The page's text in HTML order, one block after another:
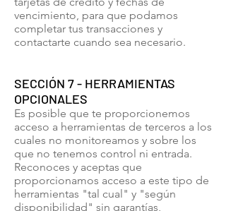
vencimiento, para que podamos
completar tus transacciones y
contactarte cuando sea necesario.
SECCIÓN 7 - HERRAMIENTAS
OPCIONALES
Es posible que te proporcionemos
acceso a herramientas de terceros a los
cuales no monitoreamos y sobre los
que no tenemos control ni entrada.
Reconoces y aceptas que
proporcionamos acceso a este tipo de
herramientas "tal cual" y "según
disponibilidad" sin garantías,